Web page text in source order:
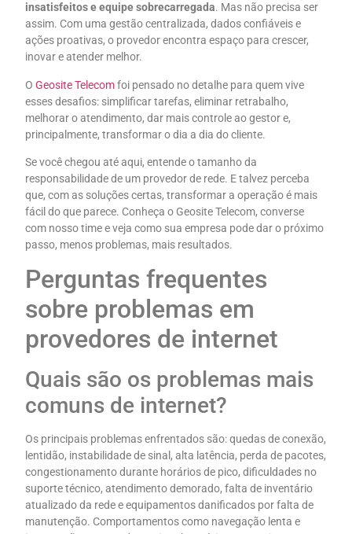
insatisfeitos e equipe sobrecarregada. Mas não precisa ser
assim. Com uma gestão centralizada, dados confiáveis e
ações proativas, o provedor encontra espaço para crescer,
inovar e atender melhor.
OGeosite Telecomfoi pensado no detalhe para quem vive
esses desafios: simplificar tarefas, eliminar retrabalho,
melhorar o atendimento, dar mais controle ao gestor e,
principalmente, transformar o dia a dia do cliente.
Se você chegou até aqui, entende o tamanho da
responsabilidade de um provedor de rede. E talvez perceba
que, com as soluções certas, transformar a operação é mais
fácil do que parece. Conheça o Geosite Telecom, converse
com nosso time e veja como sua empresa pode dar o próximo
passo, menos problemas, mais resultados.
Perguntas frequentes
sobre problemas em
provedores de internet
Quais são os problemas mais
comuns de internet?
Os principais problemas enfrentados são: quedas de conexão,
lentidão, instabilidade de sinal, alta latência, perda de pacotes,
congestionamento durante horários de pico, dificuldades no
suporte técnico, atendimento demorado, falta de inventário
atualizado da rede e equipamentos danificados por falta de
manutenção. Comportamentos como navegação lenta e